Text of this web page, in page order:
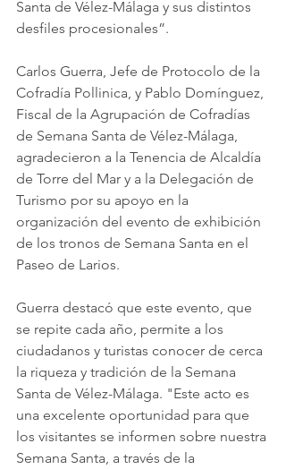
Santa de Vélez-Málaga y sus distintos
desfiles procesionales”.
Carlos Guerra, Jefe de Protocolo de la
Cofradía Pollinica, y Pablo Domínguez,
Fiscal de la Agrupación de Cofradías
de Semana Santa de Vélez-Málaga,
agradecieron a la Tenencia de Alcaldía
de Torre del Mar y a la Delegación de
Turismo por su apoyo en la
organización del evento de exhibición
de los tronos de Semana Santa en el
Paseo de Larios.
Guerra destacó que este evento, que
se repite cada año, permite a los
ciudadanos y turistas conocer de cerca
la riqueza y tradición de la Semana
Santa de Vélez-Málaga. "Este acto es
una excelente oportunidad para que
los visitantes se informen sobre nuestra
Semana Santa, a través de la